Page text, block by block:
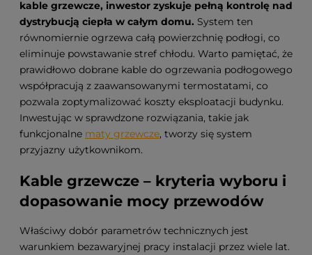
kable grzewcze, inwestor zyskuje pełną kontrolę nad
dystrybucją ciepła w całym domu. System ten
równomiernie ogrzewa całą powierzchnię podłogi, co
eliminuje powstawanie stref chłodu. Warto pamiętać, że
prawidłowo dobrane kable do ogrzewania podłogowego
współpracują z zaawansowanymi termostatami, co
pozwala zoptymalizować koszty eksploatacji budynku.
Inwestując w sprawdzone rozwiązania, takie jak
funkcjonalne maty grzewcze, tworzy się system
przyjazny użytkownikom.
Kable grzewcze – kryteria wyboru i
dopasowanie mocy przewodów
Właściwy dobór parametrów technicznych jest
warunkiem bezawaryjnej pracy instalacji przez wiele lat.